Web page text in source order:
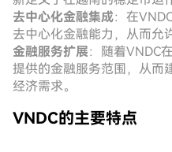
去中心化金融集成：在
去中心化金融能力，从而允
金融服务扩展：随着VNDC
提供的金融服务范围，从而
经济需求。
VNDC的主要特点